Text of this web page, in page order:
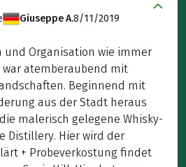
Giuseppe A.8/11/2019
und Organisation wie immer
war atemberaubend mit
Beginnend mit
aus der Stadt heraus
malerisch gelegene Whisky-
Distillery. Hier wird der
+ Probeverkostung findet